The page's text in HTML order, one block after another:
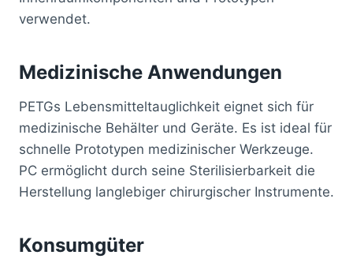
verwendet.
Medizinische Anwendungen
PETGs Lebensmitteltauglichkeit eignet sich für
medizinische Behälter und Geräte. Es ist ideal für
schnelle Prototypen medizinischer Werkzeuge.
PC ermöglicht durch seine Sterilisierbarkeit die
Herstellung langlebiger chirurgischer Instrumente.
Konsumgüter